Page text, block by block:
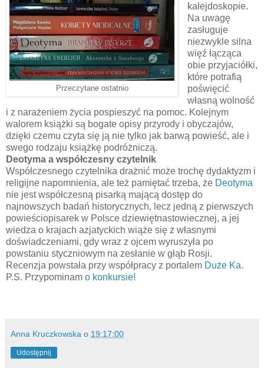
Przeczytane ostatnio
kalejdoskopie.
Na uwagę
zasługuje
niezwykle silna
więź łącząca
obie przyjaciółki,
które potrafią
poświęcić
własną wolność
i z narażeniem życia pospieszyć na pomoc. Kolejnym
walorem książki są bogate opisy przyrody i obyczajów,
dzięki czemu czyta się ją nie tylko jak barwą powieść, ale i
swego rodzaju książkę podróżniczą.
Deotyma a współczesny czytelnik
Współczesnego czytelnika drażnić może trochę dydaktyzm i
religijne napomnienia, ale też pamiętać trzeba, że Deotyma
nie jest współczesną pisarką mającą dostęp do
najnowszych badań historycznych, lecz jedną z pierwszych
powieściopisarek w Polsce dziewiętnastowiecznej, a jej
wiedza o krajach azjatyckich wiąże się z własnymi
doświadczeniami, gdy wraz z ojcem wyruszyła po
powstaniu styczniowym na zesłanie w głąb Rosji.
Recenzja powstała przy współpracy z portalem Duże Ka.
P.S. Przypominam o konkursie!
Anna Kruczkowska o 19:17:00
Udostępnij